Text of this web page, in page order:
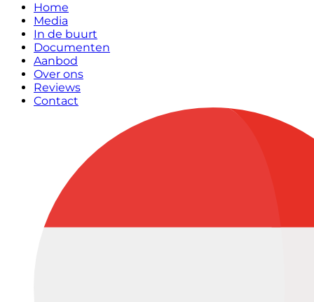
Home
Media
In de buurt
Documenten
Aanbod
Over ons
Reviews
Contact